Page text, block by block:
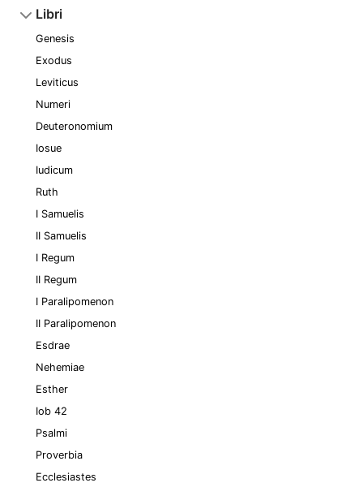
Libri
Genesis
Exodus
Leviticus
Numeri
Deuteronomium
Iosue
Iudicum
Ruth
I Samuelis
II Samuelis
I Regum
II Regum
I Paralipomenon
II Paralipomenon
Esdrae
Nehemiae
Esther
Iob 42
Psalmi
Proverbia
Ecclesiastes